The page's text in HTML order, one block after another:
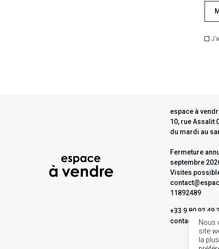
espace à
10, rue Assalit
du mardi au
Fermeture
septembre
Visites
11892489
+33 9 80 92 49
Nous
site
la